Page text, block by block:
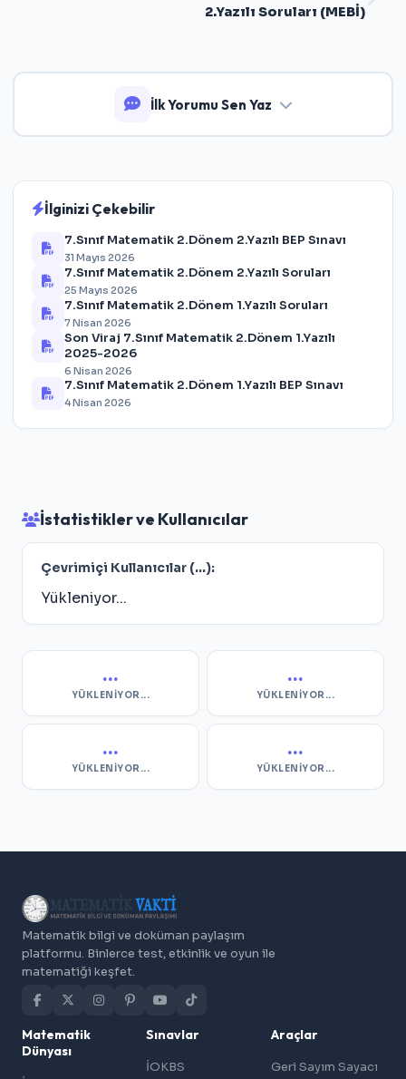
2.Yazılı Soruları (MEBİ)
İlk Yorumu Sen Yaz
İlginizi Çekebilir
7.Sınıf Matematik 2.Dönem 2.Yazılı BEP Sınavı
31 Mayıs 2026
7.Sınıf Matematik 2.Dönem 2.Yazılı Soruları
25 Mayıs 2026
7.Sınıf Matematik 2.Dönem 1.Yazılı Soruları
7 Nisan 2026
Son Viraj 7.Sınıf Matematik 2.Dönem 1.Yazılı
2025-2026
6 Nisan 2026
7.Sınıf Matematik 2.Dönem 1.Yazılı BEP Sınavı
4 Nisan 2026
İstatistikler ve Kullanıcılar
Çevrimiçi Kullanıcılar (...):
Yükleniyor...
...
YÜKLENIYOR...
...
YÜKLENIYOR...
...
YÜKLENIYOR...
...
YÜKLENIYOR...
Matematik bilgi ve doküman paylaşım
platformu. Binlerce test, etkinlik ve oyun ile
matematiği keşfet.
Matematik
Dünyası
Sınavlar
İOKBS
Araçlar
Geri Sayım Sayacı